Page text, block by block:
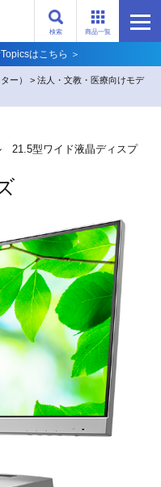
検索 商品一覧
はこちら ＞
ー） >法人・文教・医療向けモデ
21.5型ワイド液晶ディスプ